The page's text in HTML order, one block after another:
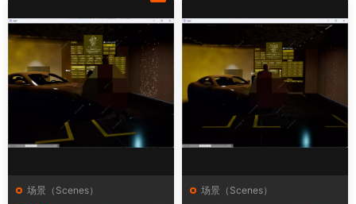
场景（Scenes） 场景（Scenes）